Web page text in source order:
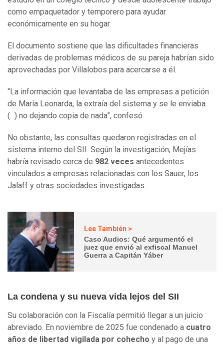
como empaquetador y temporero para ayudar
económicamente en su hogar.
El documento sostiene que las dificultades financieras
derivadas de problemas médicos de su pareja habrían sido
aprovechadas por Villalobos para acercarse a él.
“La información que levantaba de las empresas a petición
de María Leonarda, la extraía del sistema y se le enviaba
(...) no dejando copia de nada”, confesó.
No obstante, las consultas quedaron registradas en el
sistema interno del SII. Según la investigación, Mejías
habría revisado cerca de 982 veces antecedentes
vinculados a empresas relacionadas con los Sauer, los
Jalaff y otras sociedades investigadas.
Lee También >
Caso Audios: Qué argumentó el
juez que envió al exfiscal Manuel
Guerra a Capitán Yáber
La condena y su nueva vida lejos del SII
Su colaboración con la Fiscalía permitió llegar a un juicio
abreviado. En noviembre de 2025 fue condenado a cuatro
años de libertad vigilada por cohecho y al pago de una